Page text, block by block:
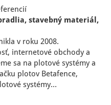
stavebný materiál,
v roku 2008.
internetové obchody a
sa na plotové systémy a
plotov Betafence,
systémy…